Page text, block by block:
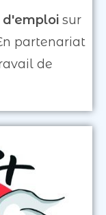
sur
partenariat
de